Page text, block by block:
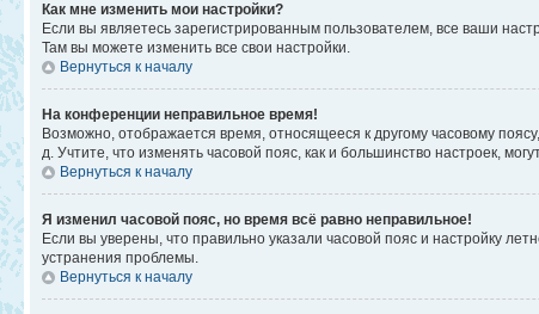
Как мне изменить мои настройки?
Если вы являетесь зарегистрированным пользователем, все ваши
Там вы можете изменить все свои настройки.
Вернуться к началу
На конференции неправильное время!
Возможно, отображается время, относящееся к другому часовому
д. Учтите, что изменять часовой пояс, как и большинство настроек,
Вернуться к началу
Я изменил часовой пояс, но время всё равно неправильное!
Если вы уверены, что правильно указали часовой пояс и настройку
устранения проблемы.
Вернуться к началу